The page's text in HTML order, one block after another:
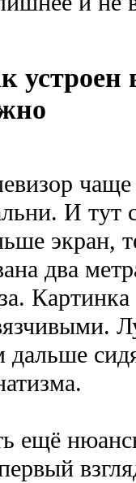
устроен
И тут
экран,
два
дальше
ещё